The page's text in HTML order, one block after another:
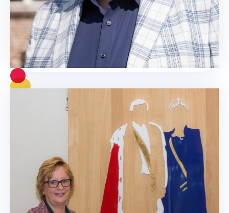
Werk aan de winkel
Lees meer